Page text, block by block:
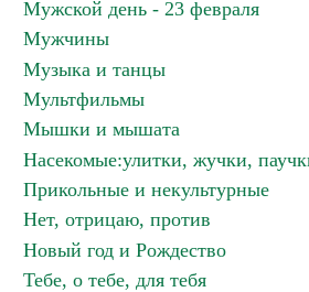
Мужской день - 23 февраля
Мужчины
Музыка и танцы
Мультфильмы
Мышки и мышата
Насекомые:улитки, жучки,
Прикольные и некультурные
Нет, отрицаю, против
Новый год и Рождество
Тебе, о тебе, для тебя